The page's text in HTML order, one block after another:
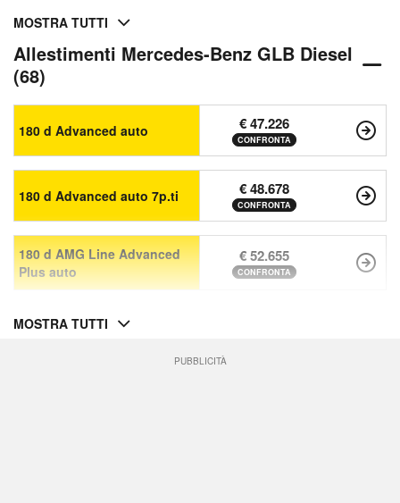
MOSTRA TUTTI
Allestimenti Mercedes-Benz GLB Diesel
(68)
180 d Advanced auto € 47.226
CONFRONTA
180 d Advanced auto 7p.ti € 48.678
CONFRONTA
180 d AMG Line Advanced
Plus auto
€ 52.655
CONFRONTA
MOSTRA TUTTI
PUBBLICITÀ